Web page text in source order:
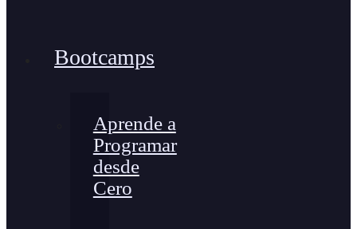
Bootcamps
Aprende a
Programar
desde
Cero